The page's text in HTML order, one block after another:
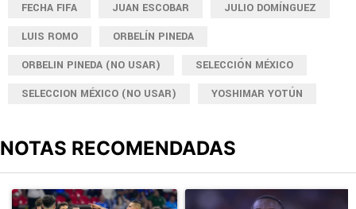
FECHA FIFA
JUAN ESCOBAR
JULIO DOMÍNGUEZ
LUIS ROMO
ORBELÍN PINEDA
ORBELIN PINEDA (NO USAR)
SELECCIÓN MÉXICO
SELECCION MÉXICO (NO USAR)
YOSHIMAR YOTÚN
NOTAS RECOMENDADAS
Un artículo de tendencia con el título "Cruz Azul 2-3 Atlante:
Un artículo de tendencia con